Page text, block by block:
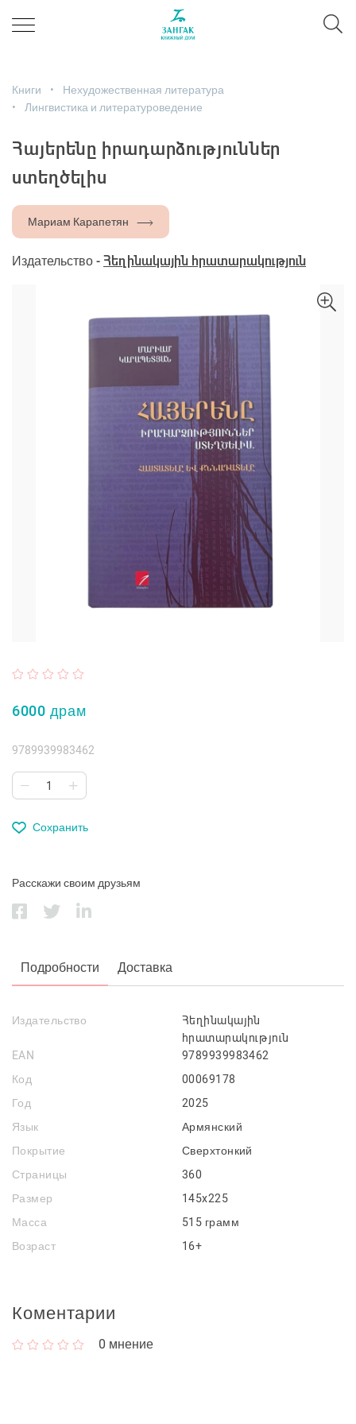
Книги
Нехудожественная литература
Лингвистика и литературоведение
Հայերենը իրադարձություններ
ստեղծելիս
Мариам Карапетян
Издательство - Հեղինակային հրատարակություն
6000 драм
9789939983462
Сохранить
Расскажи своим друзьям
Подробности Доставка
Издательство
Հեղինակային
հրատարակություն
EAN
9789939983462
Код
00069178
Год
2025
Язык
Армянский
Покрытие
Сверхтонкий
Страницы
360
Размер
145x225
Масса
515 грамм
Возраст
16+
Коментарии
0 мнение